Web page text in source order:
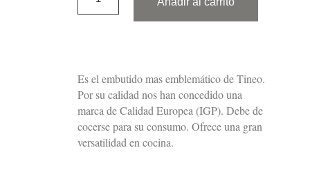
Es el embutido mas emblemático de Tineo.
Por su calidad nos han concedido una
marca de Calidad Europea (IGP). Debe de
cocerse para su consumo. Ofrece una gran
versatilidad en cocina.